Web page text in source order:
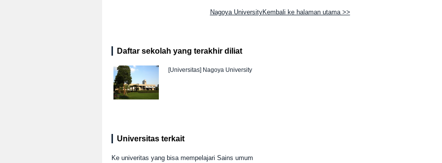
Nagoya UniversityKembali ke halaman utama >>
Daftar sekolah yang terakhir diliat
[Universitas] Nagoya University
Universitas terkait
Ke univeritas yang bisa mempelajari Sains umum